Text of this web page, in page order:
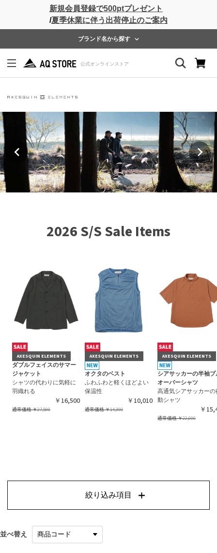
新規会員登録で500ptプレゼント
/夏季休業に伴う出荷停止のご案内
ブランド名から探す
2026 S/S Sale Items
AXESQUIN ELEMENTS
ダブルフェイスのサマー
ジャケット
シャツの代わりに気軽に
羽織れる
￥16,500
通常価格￥27,500
AXESQUIN ELEMENTS
オクタのベスト
ふわふわと軽くほどよい
保温性
￥10,010
通常価格￥14,300
AXESQUIN ELEMENTS
シアサッカーの半袖プ
オーバーシャツ
高通気シアサッカーの
動シャツ
￥
通常価格￥22,000
絞り込み項目
並べ替え